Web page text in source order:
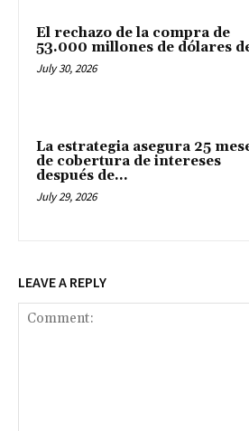
El rechazo de la compra de
53.000 millones de dólares
July 30, 2026
La estrategia asegura 25
de cobertura de intereses
después de...
July 29, 2026
LEAVE A REPLY